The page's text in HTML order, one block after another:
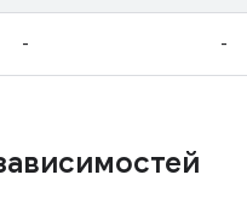
- -